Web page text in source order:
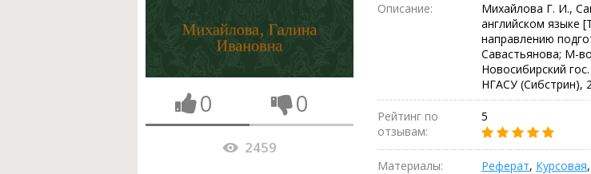
0 0
2459
Описание:
Михайлова Г. И.,
английском языке
направлению
Савастьянова; М-
Новосибирский
НГАСУ (Сибстрин),
Рейтинг по
отзывам:
5
Материалы: Реферат, Курсовая,